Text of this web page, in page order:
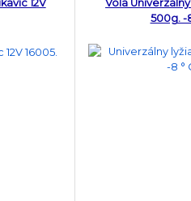
12V
Vola
500g. -8